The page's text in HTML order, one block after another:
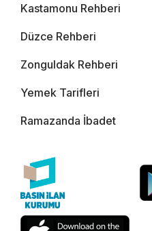
Kastamonu Rehberi
Düzce Rehberi
Zonguldak Rehberi
Yemek Tarifleri
Ramazanda İbadet